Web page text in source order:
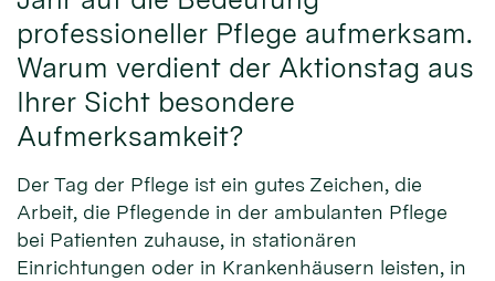
professioneller Pflege aufmerksam.
Warum verdient der Aktionstag aus
Ihrer Sicht besondere
Aufmerksamkeit?
Der Tag der Pflege ist ein gutes Zeichen, die
Arbeit, die Pflegende in der ambulanten Pflege
bei Patienten zuhause, in stationären
Einrichtungen oder in Krankenhäusern leisten, in